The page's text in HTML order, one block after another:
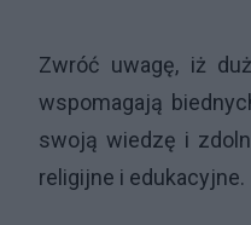
Zwróć uwagę, iż
wspomagają
swoją wiedzę i
religijne i edukacyjne.